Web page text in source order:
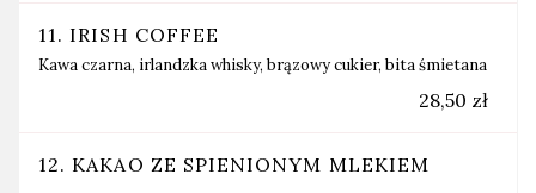
11. IRISH COFFEE
Kawa czarna, irlandzka whisky, brązowy cukier, bita śmietana
28,50 zł
12. KAKAO ZE SPIENIONYM MLEKIEM